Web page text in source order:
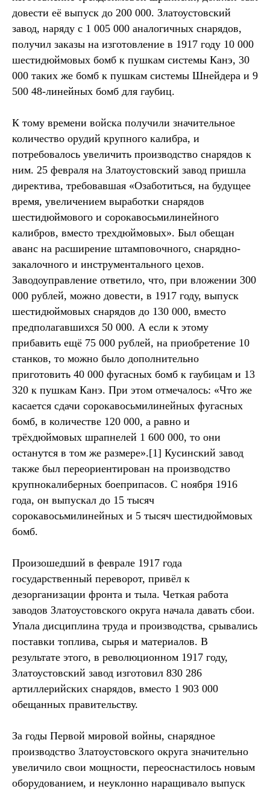
довести её выпуск до 200 000. Златоустовский
завод, наряду с 1 005 000 аналогичных снарядов,
получил заказы на изготовление в 1917 году 10 000
шестидюймовых бомб к пушкам системы Канэ, 30
000 таких же бомб к пушкам системы Шнейдера и 9
500 48-линейных бомб для гаубиц.
К тому времени войска получили значительное
количество орудий крупного калибра, и
потребовалось увеличить производство снарядов к
ним. 25 февраля на Златоустовский завод пришла
директива, требовавшая «Озаботиться, на будущее
время, увеличением выработки снарядов
шестидюймового и сорокавосьмилинейного
калибров, вместо трехдюймовых». Был обещан
аванс на расширение штамповочного, снарядно-
закалочного и инструментального цехов.
Заводоуправление ответило, что, при вложении 300
000 рублей, можно довести, в 1917 году, выпуск
шестидюймовых снарядов до 130 000, вместо
предполагавшихся 50 000. А если к этому
прибавить ещё 75 000 рублей, на приобретение 10
станков, то можно было дополнительно
приготовить 40 000 фугасных бомб к гаубицам и 13
320 к пушкам Канэ. При этом отмечалось: «Что же
касается сдачи сорокавосьмилинейных фугасных
бомб, в количестве 120 000, а равно и
трёхдюймовых шрапнелей 1 600 000, то они
останутся в том же размере».[1] Кусинский завод
также был переориентирован на производство
крупнокалиберных боеприпасов. С ноября 1916
года, он выпускал до 15 тысяч
сорокавосьмилинейных и 5 тысяч шестидюймовых
бомб.
Произошедший в феврале 1917 года
государственный переворот, привёл к
дезорганизации фронта и тыла. Четкая работа
заводов Златоустовского округа начала давать сбои.
Упала дисциплина труда и производства, срывались
поставки топлива, сырья и материалов. В
результате этого, в революционном 1917 году,
Златоустовский завод изготовил 830 286
артиллерийских снарядов, вместо 1 903 000
обещанных правительству.
За годы Первой мировой войны, снарядное
производство Златоустовского округа значительно
увеличило свои мощности, переоснастилось новым
оборудованием, и неуклонно наращивало выпуск